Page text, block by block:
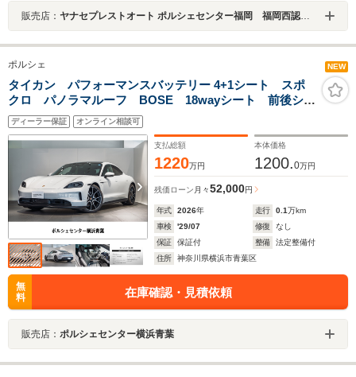
販売店： ヤナセプレストオート ポルシェセンター福岡 福岡西認定中古車センター
ポルシェ NEW
タイカン パフォーマンスバッテリー 4+1シート スポ
クロ パノラマルーフ BOSE 18wayシート 前後シー
トヒーター ベンチレーション ソフトクローズ 21イ
ンチ RS Spyder デザインホイール エレクトリックスポ
ーツサウンド プライバシーガラス
ディーラー保証 オンライン相談可
支払総額
1220万円
本体価格
1200.0万円
残価ローン 月々52,000円
年式 2026年 走行 0.1万km
車検
'29/07 修復
なし
保証
保証付 整備
法定整備付
住所
神奈川県横浜市青葉区
無
料
在庫確認・見積依頼
販売店： ポルシェセンター横浜青葉